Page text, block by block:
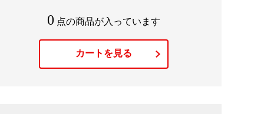
0 点の商品が入っています
カートを見る